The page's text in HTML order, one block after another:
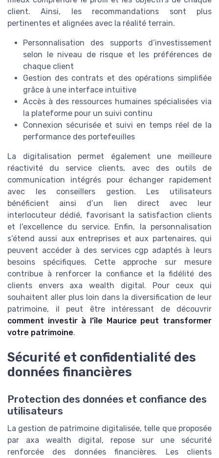
client. Ainsi, les recommandations sont plus
pertinentes et alignées avec la réalité terrain.
Personnalisation des supports d’investissement
selon le niveau de risque et les préférences de
chaque client
Gestion des contrats et des opérations simplifiée
grâce à une interface intuitive
Accès à des ressources humaines spécialisées via
la plateforme pour un suivi continu
Connexion sécurisée et suivi en temps réel de la
performance des portefeuilles
La digitalisation permet également une meilleure
réactivité du service clients, avec des outils de
communication intégrés pour échanger rapidement
avec les conseillers gestion. Les utilisateurs
bénéficient ainsi d’un lien direct avec leur
interlocuteur dédié, favorisant la satisfaction clients
et l’excellence du service. Enfin, la personnalisation
s’étend aussi aux entreprises et aux partenaires, qui
peuvent accéder à des services cgp adaptés à leurs
besoins spécifiques. Cette approche sur mesure
contribue à renforcer la confiance et la fidélité des
clients envers axa wealth digital. Pour ceux qui
souhaitent aller plus loin dans la diversification de leur
patrimoine, il peut être intéressant de découvrir
comment investir à l’île Maurice peut transformer
votre patrimoine.
Sécurité et confidentialité des
données financières
Protection des données et confiance des
utilisateurs
La gestion de patrimoine digitalisée, telle que proposée
par axa wealth digital, repose sur une sécurité
renforcée des données financières. Les clients